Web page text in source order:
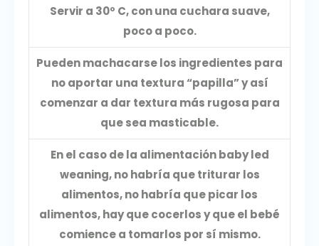
Servir a 30º C, con una cuchara suave,
poco a poco.
Pueden machacarse los ingredientes para
no aportar una textura “papilla” y así
comenzar a dar textura más rugosa para
que sea masticable.
En el caso de la alimentación baby led
weaning, no habría que triturar los
alimentos, no habría que picar los
alimentos, hay que cocerlos y que el bebé
comience a tomarlos por sí mismo.